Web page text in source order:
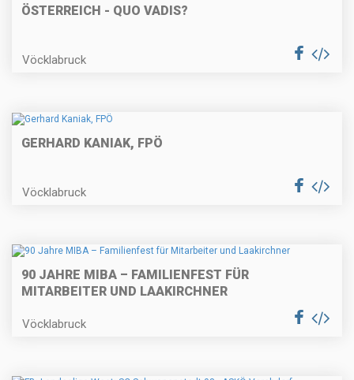
ÖSTERREICH - QUO VADIS?
Vöcklabruck
GERHARD KANIAK, FPÖ
Vöcklabruck
90 JAHRE MIBA – FAMILIENFEST FÜR
MITARBEITER UND LAAKIRCHNER
Vöcklabruck